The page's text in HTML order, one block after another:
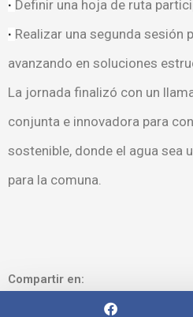
· Definir una hoja de ruta
· Realizar una segunda
avanzando en soluciones
La jornada finalizó con un
conjunta e innovadora para
sostenible, donde el agua sea
para la comuna
Compartir en: